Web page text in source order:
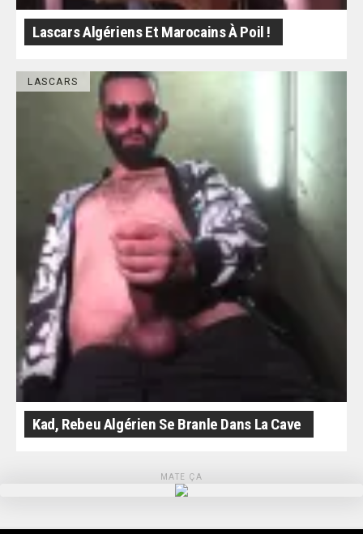
Lascars Algériens Et Marocains À Poil !
LASCARS
Kad, Rebeu Algérien Se Branle Dans La Cave
MATE ÇA